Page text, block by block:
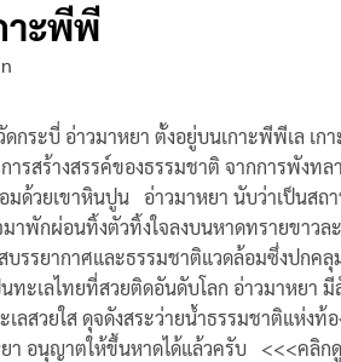
าะพีพี
กระบี่ อ่าวมาหยา ตั้งอยู่บนเกาะพีพีเล เ
ารสร้างสรรค์ของธรรมชาติ จากการพังท
มด้วยเขาหินปูน อ่าวมาหยา นับว่าเป็นสถ
าพักผ่อนทิ้งตัวทิ้งใจลงบนหาดทรายขาว
บรรยากาศและธรรมชาติแวดล้อมซึ่งปกค
นทะเลไทยที่สวยติดอันดับโลก อ่าวมาหย
ลสวยใส ดุจดังสระว่ายน้ำธรรมชาติแห่งท้
า อนุญาตให้ขึ้นหาดได้แล้วครับ <<<คลิก